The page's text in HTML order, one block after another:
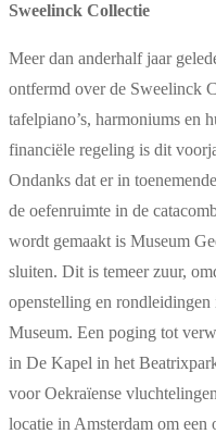
Sweelinck Collectie
Meer dan anderhalf jaar
ontfermd over de Sweelinck
tafelpiano’s, harmoniums en
financiële regeling is dit
Ondanks dat er in
de oefenruimte in de
wordt gemaakt is Museum
sluiten. Dit is temeer zuur,
openstelling en
Museum. Een poging tot
in De Kapel in het
voor Oekraïense
locatie in Amsterdam om een